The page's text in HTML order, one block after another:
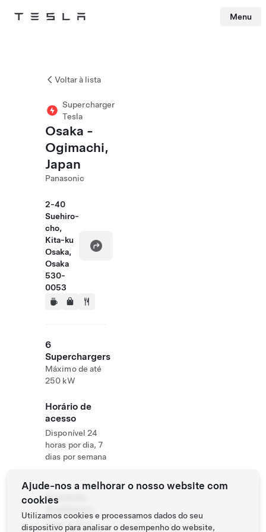
Tesla Menu
Voltar à lista
Supercharger
Tesla
Osaka -
Ogimachi,
Japan
Panasonic
2-40
Suehiro-
cho,
Kita-ku
Osaka,
Osaka
530-
0053
6
Superchargers
Máximo de até
250 kW
Horário de
acesso
Disponível 24
horas por dia, 7
dias por semana
Roadside
Tesla Owner
Ajude-nos a melhorar o nosso website com
cookies
Utilizamos cookies e processamos dados do seu
dispositivo para analisar o desempenho do website,